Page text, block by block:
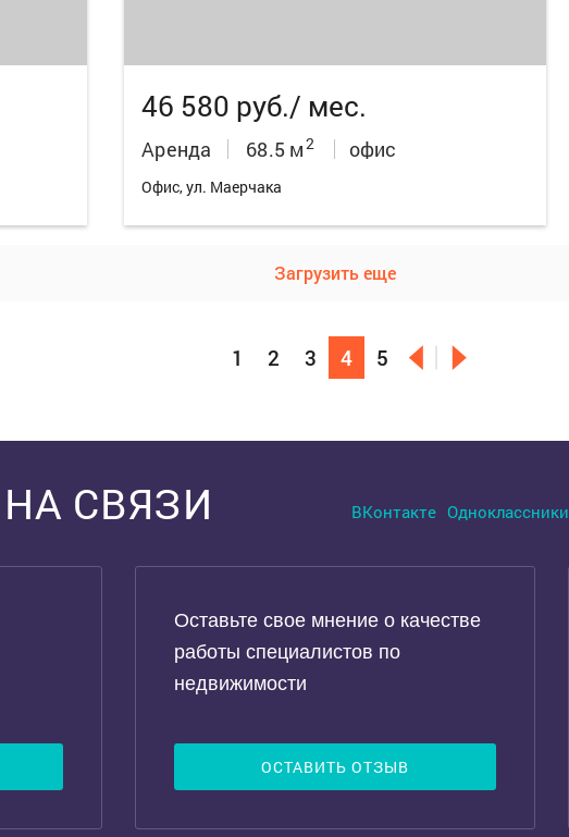
46 580 руб./ мес.
Аренда 68.5 м2 офис
Офис, ул. Маерчака
Загрузить еще
1 2 3 4 5
СВЯЗИ ВКонтакте Одноклассники
Оставьте свое мнение о качестве
работы специалистов по
недвижимости
ОСТАВИТЬ ОТЗЫВ